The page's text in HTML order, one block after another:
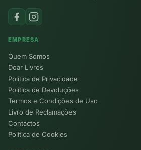
EMPRESA
Quem Somos
Doar Livros
Política de Privacidade
Política de Devoluções
Termos e Condições de Uso
Livro de Reclamações
Contactos
Política de Cookies